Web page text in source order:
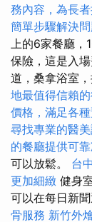
務內容，為長
簡單步驟解決
上的6家餐廳，
保險，這是入
道，桑拿浴室
地最值得信賴
價格，滿足各
尋找專業的醫
的餐廳提供可
可以放鬆。 台
更加細緻 健身
可以在每日新
骨服務 新竹外